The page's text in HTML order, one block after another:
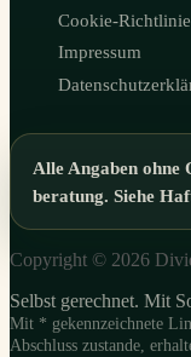
Cookie-
Impressum
Alle Angaben ohne
beratung. Siehe
Copyright © 2026
Selbst gerechnet. Mit
Mit * gekennzeichnete
Abschluss zustande,